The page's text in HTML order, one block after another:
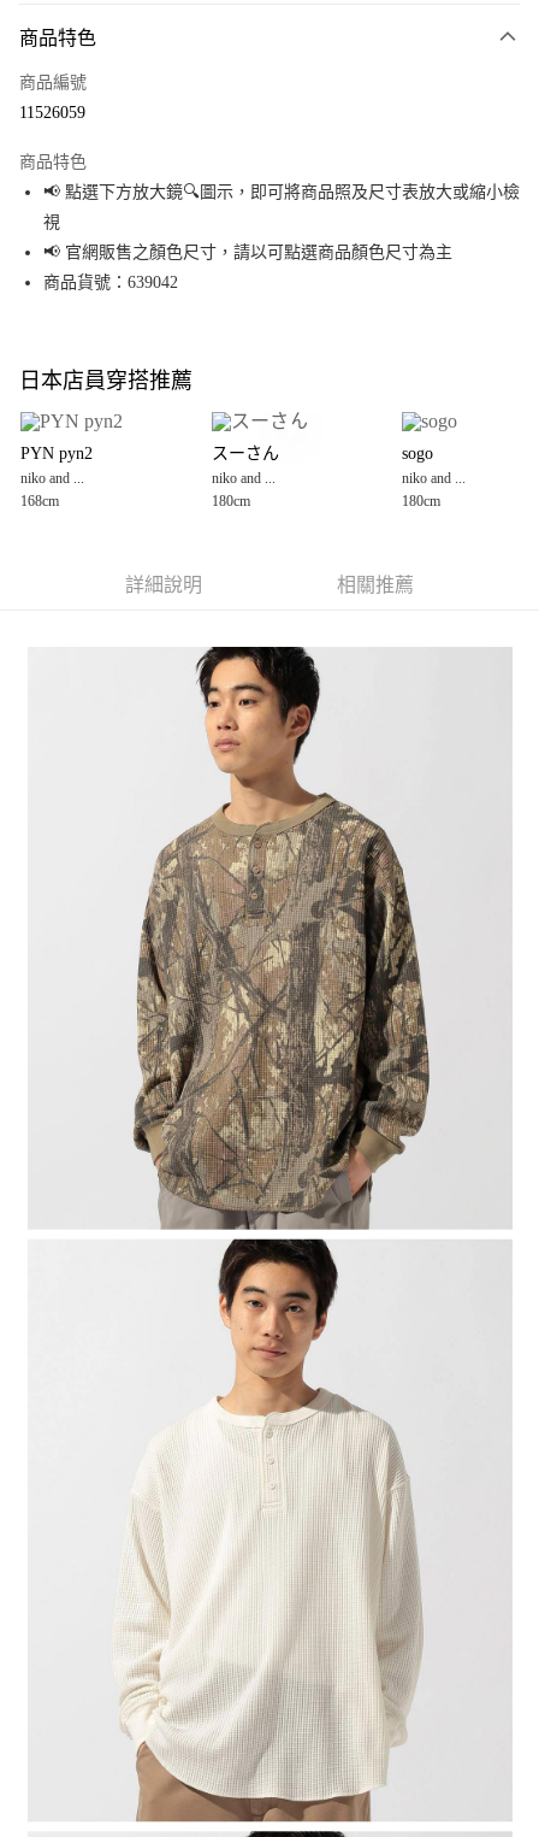
信用卡一次付款
Apple Pay
街口支付
悠遊付
全盈+PAY
大哥付你分期
【大哥付你分期使用說明】
1.本服務由台灣大哥大提供，台灣大哥大用戶可立即使用無須另外申請。
2.付款方式選擇「大哥付你分期」，訂單成立後會自動跳轉到大哥付的交易
3.實際核准額度、可分期數及費用金額請依後續交易確認頁面所載為準。
4.訂單成立30分鐘內，如未前往確認交易或遇審核未通過，訂單將自動取
1.分期款項不併入電信帳單，「大哥付你分期」於每月結算日後寄送繳費提
2.透過簡訊連結打開帳單後，可選擇「超商條碼／台灣大直營門市／銀行轉
帳／街口支付／iPASS MONEY」等通路繳費。
1.本服務係由「台灣大哥大股份有限公司」（以下簡稱本公司）所提供，讓
用戶於交易時，得透過本服務購買商品或服務，並由商店將買賣／分期付款
買賣價金債權讓與本公司後，依約使用本公司帳單繳交帳款。
2.基於同意付款使用「大哥付你分期」之契約關係目的，商店將以您的個人
資料（包含姓名、電話或地址）提供予台灣大哥大進項蒐集、處理及利用，
由本公司與您本人進行分期帳單所需資料之確認、核對及更正。
3.完整用戶服務條款，請詳閱以下連結：https://oppay.tw/userRule
AFTEE先享後付
３．安心：先確認商品／服務後，再付款。
【「AFTEE先享後付」結帳流程】
１．於結帳方式選擇「AFTEE先享後付」後，將跳轉至「AFTEE先享後付」
結帳頁面，進行簡訊認證並確認金額後，即可完成結帳。
２．訂單成立數日內，您將收到繳費通知簡訊。
３．收到繳費通知簡訊後14天內，點擊此簡訊中的連結，可透過四大超商／
ATM／網路銀行／等多元方式進行付款，方視為交易完成。
※ 請注意：結帳手續完成當下不需立刻繳費，但若您需要取消訂單，請聯絡
購買商品的店家。未經商家同意取消之訂單仍視為有效，需透過AFTEE先享
後付繳納相關費用。
※ 交易是否成功請以「AFTEE先享後付 」之結帳頁面顯示為準，若有關於
是否繳費成功／繳費後需取消欲退款等相關疑問，請聯繫「AFTEE先享後付
https://netprotections.freshdesk.com/support/home
１．透過由恩沛科技股份有限公司提供之「AFTEE先享後付」服務完成之交
易，需依本服務之必要範圍內提供個人資料，並將交易相關給付款項請求債
權轉讓予恩沛科技股份有限公司。
２．關於個人資料處理事宜，請瀏覽以下網址：https://aftee.tw/terms/#terms3
３．未成年的使用者請事先徵得法定代理人或監護人之同意方可使用
「AFTEE先享後付」，若未經同意申辦者引起之損失，本公司不負相關責
４．使用「AFTEE先享後付」時，將依據個別帳號之用戶狀況，依本公司即
時審查核予不同之上限額度；若仍有額度不足之情形，本公司將視審查結果
請求用戶進行身份認證。
５．嚴禁一人註冊多個帳號或使用他人資訊註冊。若發現惡意使用之情形，
恩沛科技股份有限公司將有權停止該用戶之使用額度並採取法律行動。
每筆NT$80，滿NT$1,500(含以上)免運費
每筆NT$80，滿NT$1,500(含以上)免運費
每筆NT$80，滿NT$1,500(含以上)免運費
每筆NT$80，滿NT$1,500(含以上)免運費
每筆NT$80，滿NT$1,500(含以上)免運費
商品特色
商品編號
11526059
商品特色
📢 點選下方放大鏡🔍圖示，即可將商品照及尺寸表放大或縮小檢
視
📢 官網販售之顏色尺寸，請以可點選商品顏色尺寸為主
商品貨號：639042
日本店員穿搭推薦
PYN pyn2
niko and ...
168cm
スーさん
niko and ...
180cm
sogo
niko and ...
180cm
詳細說明 相關推薦